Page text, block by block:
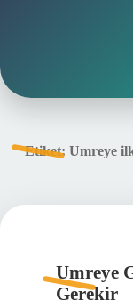
Etiket: Umreye
Umreye
Gerekir